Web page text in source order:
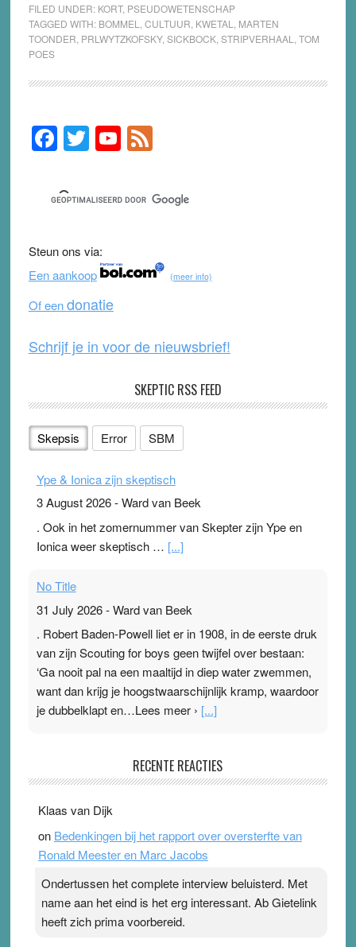
FILED UNDER: KORT, PSEUDOWETENSCHAP
TAGGED WITH: BOMMEL CULTUUR KWETAL
MARTEN
TOONDER PRLWYTZKOFSKY, SICKBOCK, STRIPVERHAAL
TOM
POES
Primary
Sidebar
F
a
c
e
b
o
o
k
T
wi
tt
er
Y
o
u
T
b
e
F
e
d
Steun ons via:
Een aankoop
(meer info)
Of eendonatie
Schrijf je in voor de nieuwsbrief!
SKEPTIC RSS FEED
Skepsis Error SBM
Ype & Ionica zijn skeptisch
3 August 2026-Ward van Beek
. Ook in het zomernummer van Skepter zijn Ype en
Ionica weer skeptisch … [...]
No Title
31 July 2026-Ward van Beek
. Robert Baden-Powell liet er in 1908, in de eerste druk
van zijn Scouting for boys geen twijfel over bestaan:
‘Ga nooit pal na een maaltijd in diep water zwemmen,
want dan krijg je hoogstwaarschijnlijk kramp, waardoor
je dubbelklapt en…Lees meer › [...]
Ward van Beek
topsporters. Ze hopen ermee hun hartslag te verlagen
terwijl ze meer zuurstof opnemen. Daarop heeft zo’n
pleister geen effect. Maar het gevoel ‘makkelijker te
Pleisterplakkers in de topspsort ›[...]
RECENTE REACTIES
Klaas van Dijk
on Bedenkingen bij het rapport over oversterfte van
Ronald Meester en Marc Jacobs
Ondertussen het complete interview beluisterd. Met
name aan het eind is het erg interessant. Ab Gietelink
heeft zich prima voorbereid.